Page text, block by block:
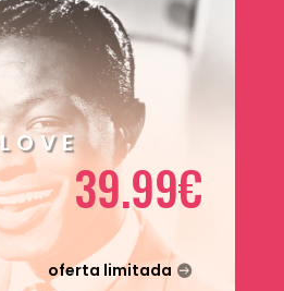
LOVE
39.99€
oferta limitada